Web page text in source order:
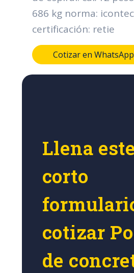
686 kg norma:
certificación: retie
Cotizar en WhatsApp
Llena este
corto
cotizar
de